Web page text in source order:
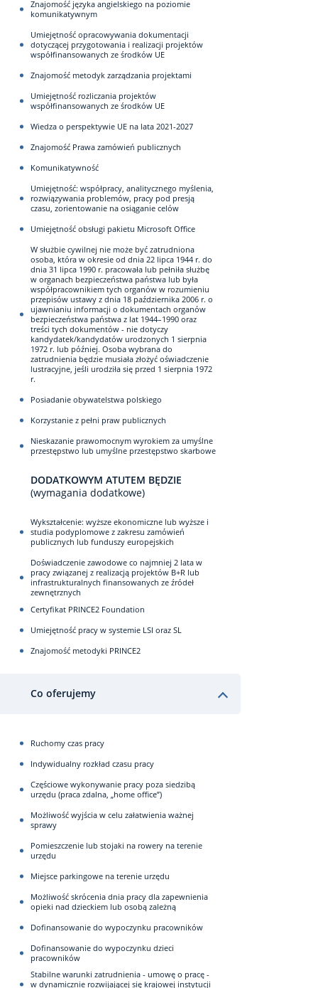
Znajomość języka angielskiego na poziomie
komunikatywnym
Umiejętność opracowywania dokumentacji
dotyczącej przygotowania i realizacji projektów
współfinansowanych ze środków UE
Znajomość metodyk zarządzania projektami
Umiejętność rozliczania projektów
współfinansowanych ze środków UE
Wiedza o perspektywie UE na lata 2021-2027
Znajomość Prawa zamówień publicznych
Komunikatywność
Umiejętność: współpracy, analitycznego myślenia,
rozwiązywania problemów, pracy pod presją
czasu, zorientowanie na osiąganie celów
Umiejętność obsługi pakietu Microsoft Office
W służbie cywilnej nie może być zatrudniona
osoba, która w okresie od dnia 22 lipca 1944 r. do
dnia 31 lipca 1990 r. pracowała lub pełniła służbę
w organach bezpieczeństwa państwa lub była
współpracownikiem tych organów w rozumieniu
przepisów ustawy z dnia 18 października 2006 r. o
ujawnianiu informacji o dokumentach organów
bezpieczeństwa państwa z lat 1944–1990 oraz
treści tych dokumentów - nie dotyczy
kandydatek/kandydatów urodzonych 1 sierpnia
1972 r. lub później. Osoba wybrana do
zatrudnienia będzie musiała złożyć oświadczenie
lustracyjne, jeśli urodziła się przed 1 sierpnia 1972
r.
Posiadanie obywatelstwa polskiego
Korzystanie z pełni praw publicznych
Nieskazanie prawomocnym wyrokiem za umyślne
przestępstwo lub umyślne przestępstwo skarbowe
DODATKOWYM ATUTEM BĘDZIE
(wymagania dodatkowe)
Wykształcenie: wyższe ekonomiczne lub wyższe i
studia podyplomowe z zakresu zamówień
publicznych lub funduszy europejskich
Doświadczenie zawodowe co najmniej 2 lata w
pracy związanej z realizacją projektów B+R lub
infrastrukturalnych finansowanych ze źródeł
zewnętrznych
Certyfikat PRINCE2 Foundation
Umiejętność pracy w systemie LSI oraz SL
Znajomość metodyki PRINCE2
Co oferujemy
Ruchomy czas pracy
Indywidualny rozkład czasu pracy
Częściowe wykonywanie pracy poza siedzibą
urzędu (praca zdalna, „home office”)
Możliwość wyjścia w celu załatwienia ważnej
sprawy
Pomieszczenie lub stojaki na rowery na terenie
urzędu
Miejsce parkingowe na terenie urzędu
Możliwość skrócenia dnia pracy dla zapewnienia
opieki nad dzieckiem lub osobą zależną
Dofinansowanie do wypoczynku pracowników
Dofinansowanie do wypoczynku dzieci
pracowników
Stabilne warunki zatrudnienia - umowę o pracę -
w dynamicznie rozwijającej się krajowej instytucji